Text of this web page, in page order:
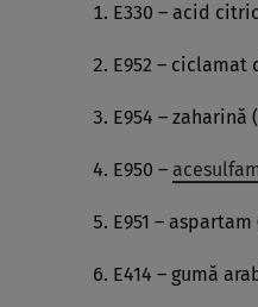
E330 – acid
E952 –
E954 –
E950 –
E951 –
E414 – gumă